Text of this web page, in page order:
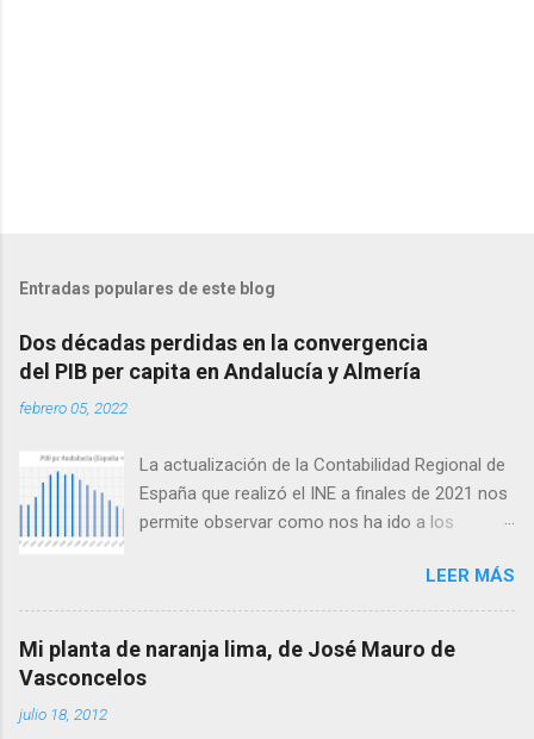
Entradas populares de este blog
Dos décadas perdidas en la convergencia
del PIB per capita en Andalucía y Almería
febrero 05, 2022
La actualización de la Contabilidad Regional de
España que realizó el INE a finales de 2021 nos
permite observar como nos ha ido a los
refiere en relación con el conjunto de España.
Antes de seguir conviene aclarar que
producción per cápita no es exactamente lo
mismo que renta per cápita, ya que esta difiere
LEER MÁS
Mi planta de naranja lima, de José Mauro de
Vasconcelos
julio 18, 2012